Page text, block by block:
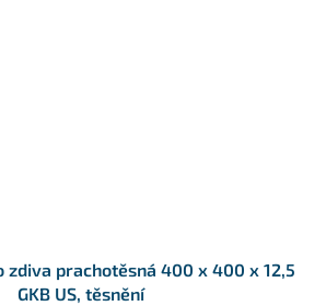
zdiva prachotěsná 400 x 400 x 12,5
GKB US, těsnění